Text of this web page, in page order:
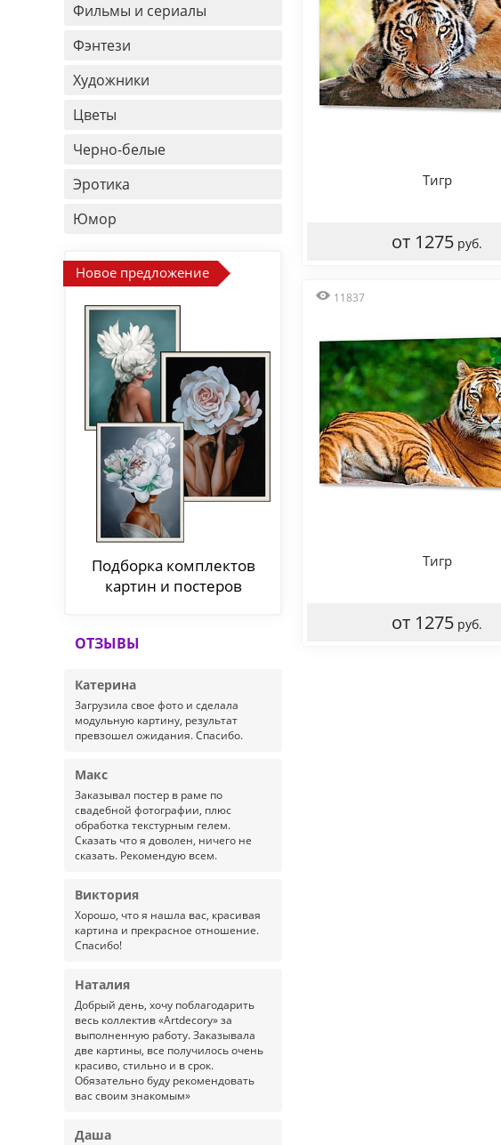
Фильмы и сериалы
Фэнтези
Художники
Цветы
Черно-белые
Эротика
Юмор
Новое предложение
Подборка комплектов
картин и постеров
ОТЗЫВЫ
Катерина
Загрузила свое фото и сделала
модульную картину, результат
превзошел ожидания. Спасибо.
Макс
Заказывал постер в раме по
свадебной фотографии, плюс
обработка текстурным гелем.
Сказать что я доволен, ничего не
сказать. Рекомендую всем.
Виктория
Хорошо, что я нашла вас, красивая
картина и прекрасное отношение.
Спасибо!
Наталия
Добрый день, хочу поблагодарить
весь коллектив «Artdecory» за
выполненную работу. Заказывала
две картины, все получилось очень
красиво, стильно и в срок.
Обязательно буду рекомендовать
вас своим знакомым»
Даша
Тигр
от 1275 руб.
11837
Тигр
от 1275 руб.